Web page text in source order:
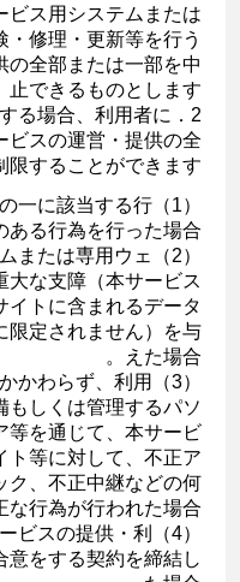
ビス用システムまたは
修理・更新等を行う
の全部または一部を中
止できるものとします。
する場合、利用者に
ビスの運営・提供の全
することができます。
の一に該当する行
る行為を行った場合。
ムまたは専用ウェ
大な支障（本サービス
イトに含まれるデータ
限定されません）を与
えた場合。
かかわらず、利用
もしくは管理するパソ
等を通じて、本サービ
ト等に対して、不正ア
ク、不正中継などの何
行為が行われた場合。
ービスの提供・利
意をする契約を締結し